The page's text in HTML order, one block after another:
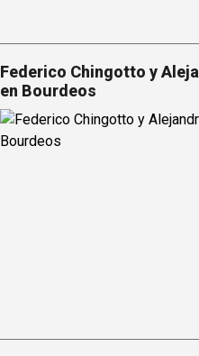
Federico Chingotto y
en Bourdeos